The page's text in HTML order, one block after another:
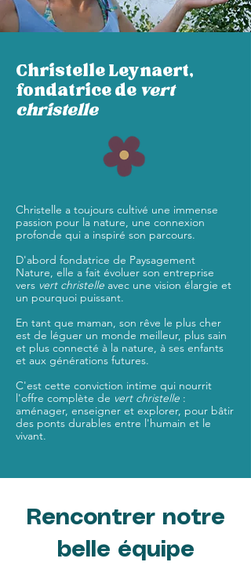
Christelle Leynaert,
fondatrice de vert
christelle
Christelle a toujours cultivé une immense
passion pour la nature, une connexion
profonde qui a inspiré son parcours.
D'abord fondatrice de Paysagement
Nature, elle a fait évoluer son entreprise
vers vert christelle avec une vision élargie et
un pourquoi puissant.
En tant que maman, son rêve le plus cher
est de léguer un monde meilleur, plus sain
et plus connecté à la nature, à ses enfants
et aux générations futures.
C'est cette conviction intime qui nourrit
l'offre complète de vert christelle :
aménager, enseigner et explorer, pour bâtir
des ponts durables entre l'humain et le
vivant.
Rencontrer notre
belle équipe